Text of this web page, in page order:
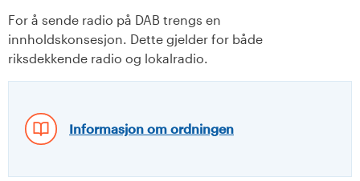
For å sende radio på DAB trengs en
innholdskonsesjon. Dette gjelder for både
riksdekkende radio og lokalradio.
Informasjon om ordningen